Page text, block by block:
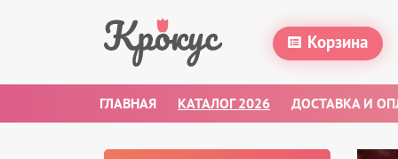
Корзина
ГЛАВНАЯ КАТАЛОГ 2026 ДОСТАВКА И